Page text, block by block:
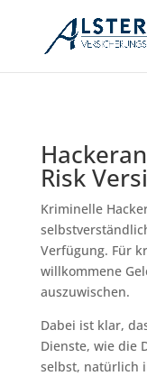
Risk
Kriminelle
Verfügung. Für
willkommene
auszuwischen.
Dabei ist klar,
Dienste, wie die
selbst, natürlich